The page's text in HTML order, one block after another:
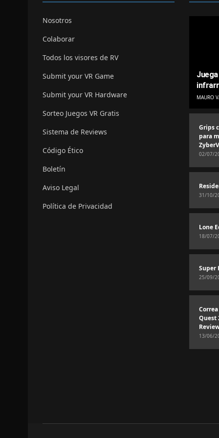
Nosotros
Colaborar
Todos los visores de RV
Submit your VR Game
Submit your VR Hardware
Sorteo Juegos VR Gratis
Sistema de Reviews
Código Ético
Boletín
Aviso Legal
Política de Privacidad
MAURO
Grips
para
02/07/
31/10/
Lone
18/07/
Super
25/09/
Quest
13/06/